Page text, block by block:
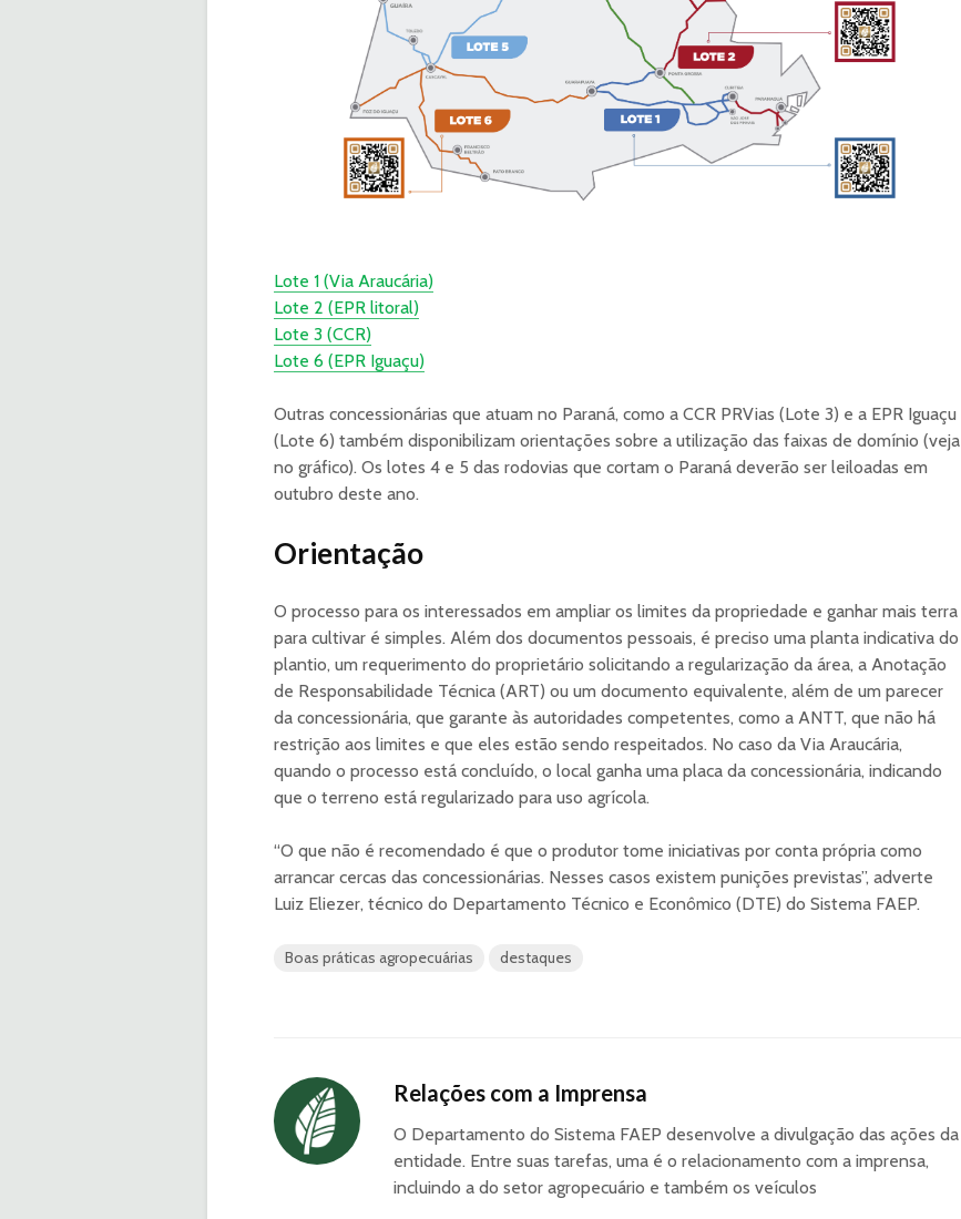
Lote 1 (Via Araucária)
Lote 2 (EPR litoral)
Lote 3 (CCR)
Lote 6 (EPR Iguaçu)
Outras concessionárias que atuam no Paraná, como a CCR PRVias (Lote 3) e a EPR Iguaçu
(Lote 6) também disponibilizam orientações sobre a utilização das faixas de domínio (veja
no gráfico). Os lotes 4 e 5 das rodovias que cortam o Paraná deverão ser leiloadas em
outubro deste ano.
Orientação
O processo para os interessados em ampliar os limites da propriedade e ganhar mais terra
para cultivar é simples. Além dos documentos pessoais, é preciso uma planta indicativa do
plantio, um requerimento do proprietário solicitando a regularização da área, a Anotação
de Responsabilidade Técnica (ART) ou um documento equivalente, além de um parecer
da concessionária, que garante às autoridades competentes, como a ANTT, que não há
restrição aos limites e que eles estão sendo respeitados. No caso da Via Araucária,
quando o processo está concluído, o local ganha uma placa da concessionária, indicando
que o terreno está regularizado para uso agrícola.
“O que não é recomendado é que o produtor tome iniciativas por conta própria como
arrancar cercas das concessionárias. Nesses casos existem punições previstas”, adverte
Luiz Eliezer, técnico do Departamento Técnico e Econômico (DTE) do Sistema FAEP.
Boas práticas agropecuárias destaques
Relações com a Imprensa
O Departamento do Sistema FAEP desenvolve a divulgação das ações da
entidade. Entre suas tarefas, uma é o relacionamento com a imprensa,
incluindo a do setor agropecuário e também os veículos